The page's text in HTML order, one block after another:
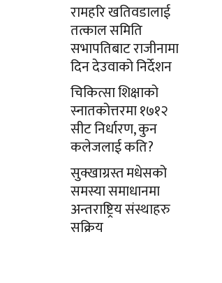
रामहरि खतिवडालाई
तत्काल समिति
सभापतिबाट राजीनामा
दिन देउवाको निर्देशन
चिकित्सा शिक्षाको
स्नातकोत्तरमा १७१२
सीट निर्धारण, कुन
कलेजलाई कति?
सुक्खाग्रस्त मधेसको
समस्या समाधानमा
अन्तराष्ट्रिय संस्थाहरु
सक्रिय